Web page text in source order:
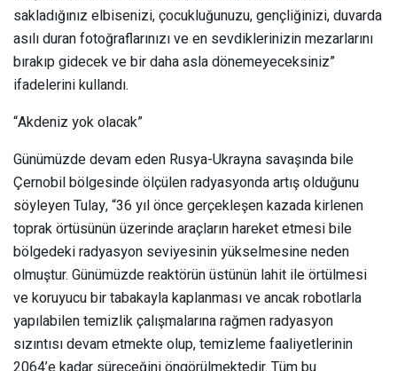
sakladığınız elbisenizi, çocukluğunuzu, gençliğinizi, duvarda
asılı duran fotoğraflarınızı ve en sevdiklerinizin mezarlarını
bırakıp gidecek ve bir daha asla dönemeyeceksiniz”
ifadelerini kullandı.
“Akdeniz yok olacak”
Günümüzde devam eden Rusya-Ukrayna savaşında bile
Çernobil bölgesinde ölçülen radyasyonda artış olduğunu
söyleyen Tulay, “36 yıl önce gerçekleşen kazada kirlenen
toprak örtüsünün üzerinde araçların hareket etmesi bile
bölgedeki radyasyon seviyesinin yükselmesine neden
olmuştur. Günümüzde reaktörün üstünün lahit ile örtülmesi
ve koruyucu bir tabakayla kaplanması ve ancak robotlarla
yapılabilen temizlik çalışmalarına rağmen radyasyon
sızıntısı devam etmekte olup, temizleme faaliyetlerinin